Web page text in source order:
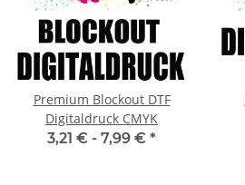
Premium Blockout DTF
Digitaldruck CMYK
3,21 € - 7,99 € *